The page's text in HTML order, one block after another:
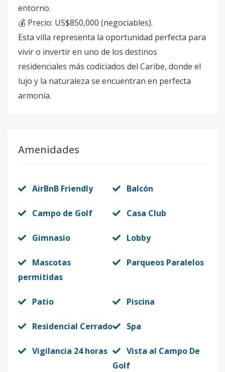
entorno.
💰 Precio: US$850,000 (negociables).
Esta villa representa la oportunidad perfecta para
vivir o invertir en uno de los destinos
residenciales más codiciados del Caribe, donde el
lujo y la naturaleza se encuentran en perfecta
armonía.
Amenidades
AirBnB Friendly Balcón
Campo de Golf Casa Club
Gimnasio Lobby
Mascotas
permitidas
Parqueos Paralelos
Patio Piscina
Residencial Cerrado Spa
Vigilancia 24 horas
Vista al Campo De
Golf